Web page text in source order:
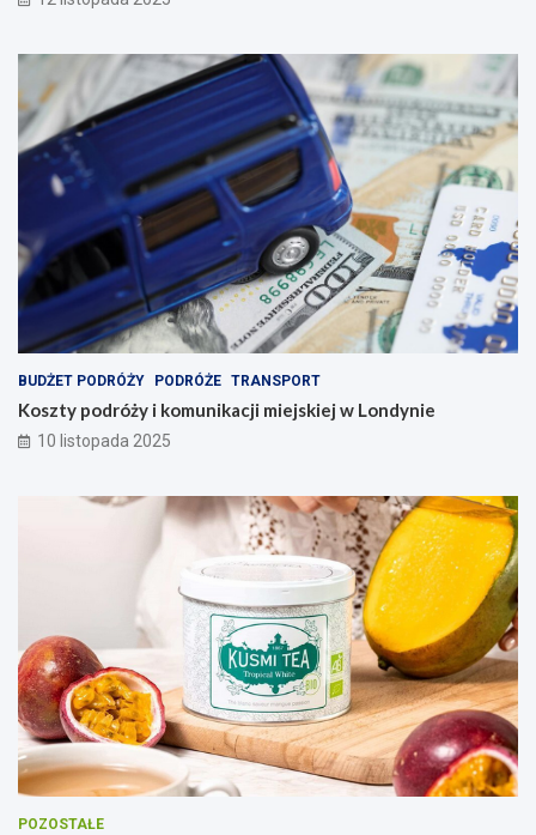
BUDŻET PODRÓŻY PODRÓŻE TRANSPORT
Koszty podróży i komunikacji miejskiej w Londynie
10 listopada 2025
POZOSTAŁE